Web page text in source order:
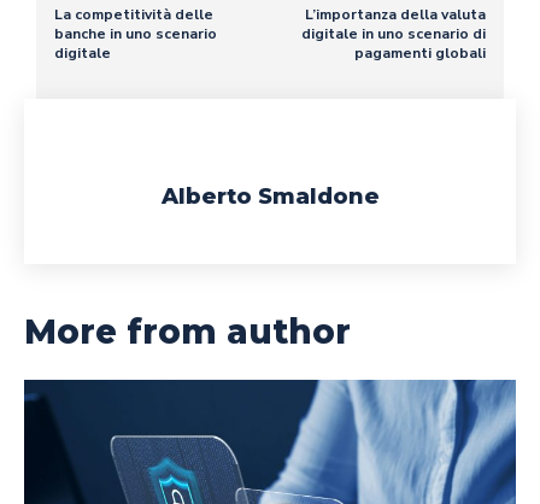
La competitività delle
banche in uno scenario
digitale
L’importanza della valuta
digitale in uno scenario di
pagamenti globali
Alberto Smaldone
More from author